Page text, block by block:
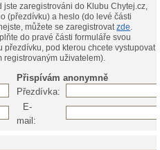
zaregistrováni do Klubu Chytej.cz,
(přezdívku) a heslo (do levé části
nejste, můžete se zaregistrovatzde
do pravé části formuláře svou
pod kterou chcete vystupovat
uživatelem).
Přispívám anonymně
Přezdívka:
E-
mail: